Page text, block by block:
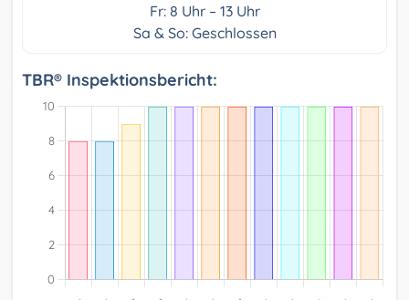
Fr: 8 Uhr – 13 Uhr
Sa & So: Geschlossen
TBR® Inspektionsbericht: